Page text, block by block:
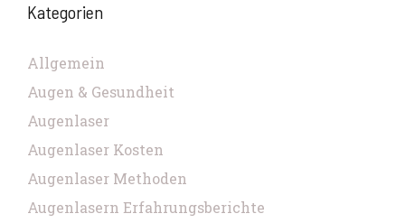
Kategorien
Allgemein
Augen & Gesundheit
Augenlaser
Augenlaser Kosten
Augenlaser Methoden
Augenlasern Erfahrungsberichte